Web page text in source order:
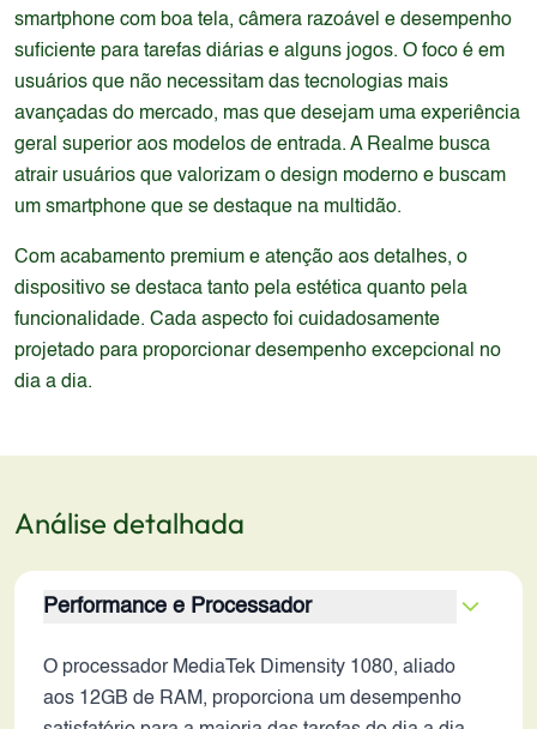
smartphone com boa tela, câmera razoável e desempenho
suficiente para tarefas diárias e alguns jogos. O foco é em
usuários que não necessitam das tecnologias mais
avançadas do mercado, mas que desejam uma experiência
geral superior aos modelos de entrada. A Realme busca
atrair usuários que valorizam o design moderno e buscam
um smartphone que se destaque na multidão.
Com acabamento premium e atenção aos detalhes, o
dispositivo se destaca tanto pela estética quanto pela
funcionalidade. Cada aspecto foi cuidadosamente
projetado para proporcionar desempenho excepcional no
dia a dia.
Análise detalhada
Performance e Processador
O processador MediaTek Dimensity 1080, aliado
aos 12GB de RAM, proporciona um desempenho